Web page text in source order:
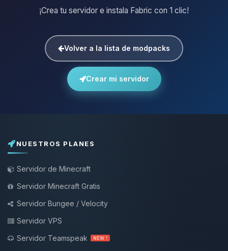
¡Crea tu servidor e instala Fabric con 1 clic!
Volver a la lista de modpacks
Crear mi servidor
NUESTROS PLANES
Servidor de Minecraft
Servidor Minecraft Gratis
Servidor Bungee / Velocity
Servidor VPS
Servidor Teamspeak
NEW !